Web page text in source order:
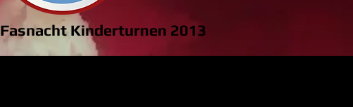
Fasnacht Kinderturnen 2013